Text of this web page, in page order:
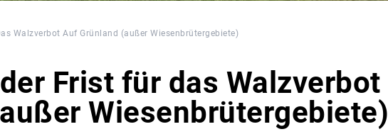
Walzverbot Auf Grünland (außer Wiesenbrütergebiete)
Frist für das Walzverbot
Wiesenbrütergebiete)